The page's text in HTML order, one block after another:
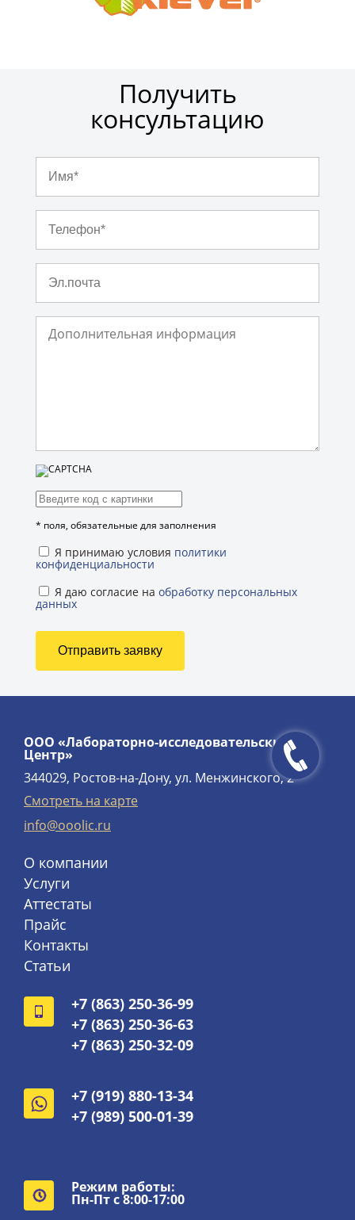
Получить
консультацию
* поля, обязательные для заполнения
Я принимаю условия политики
конфиденциальности
Я даю согласие на обработку персональных
данных
ООО «Лабораторно-исследовательский
Центр»
344029, Ростов-на-Дону, ул. Менжинского, 2
Смотреть на карте
info@ooolic.ru
О компании
Услуги
Аттестаты
Прайс
Контакты
Статьи
+7 (863) 250-36-99
+7 (863) 250-36-63
+7 (863) 250-32-09
+7 (919) 880-13-34
+7 (989) 500-01-39
Режим работы:
Пн-Пт с 8:00-17:00